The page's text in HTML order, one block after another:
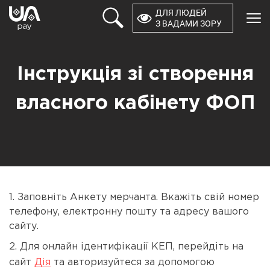
×
ДЛЯ ЛЮДЕЙ
З ВАДАМИ ЗОРУ
КОМПАНІЯ
РОЗРОБНИКАМ
Інструкція зі створення
власного кабінету ФОП
1. Заповніть Анкету мерчанта. Вкажіть свій номер
телефону, електронну пошту та адресу вашого
сайту.
2. Для онлайн ідентифікації КЕП, перейдіть на
сайт Дія та авторизуйтеся за допомогою